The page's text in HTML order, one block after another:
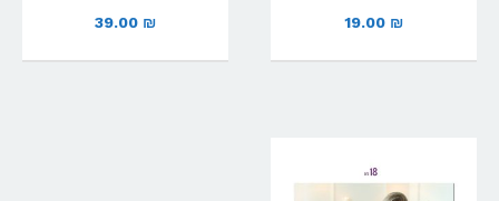
19.00 ₪
39.00 ₪